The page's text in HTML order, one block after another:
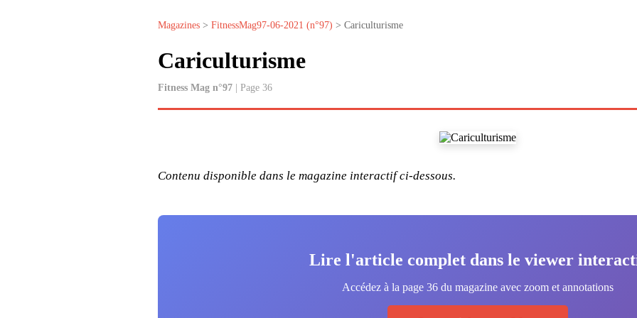
Magazines > FitnessMag97-06-2021 (n°97) > Cariculturisme
Cariculturisme
Fitness Mag n°97 | Page 36
Contenu disponible dans le magazine interactif ci-dessous.
Lire l'article complet dans le viewer
Accédez à la page 36 du magazine avec zoom et annotations